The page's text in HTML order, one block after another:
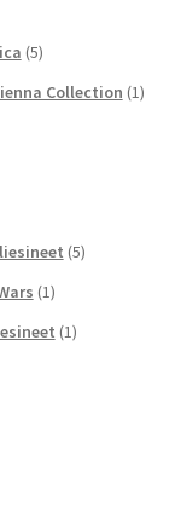
(5)
Collection (1)
(5)
(1)
(1)